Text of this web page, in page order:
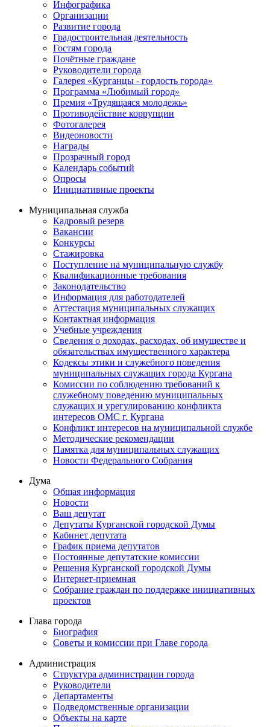
Инфографика
Организации
Развитие города
Градостроительная деятельность
Гостям города
Почётные граждане
Руководители города
Галерея «Курганцы - гордость города»
Программа «Любимый город»
Премия «Трудящаяся молодежь»
Противодействие коррупции
Фотогалерея
Видеоновости
Награды
Прозрачный город
Календарь событий
Опросы
Инициативные проекты
Муниципальная служба
Кадровый резерв
Вакансии
Конкурсы
Стажировка
Поступление на муниципальную службу
Квалификационные требования
Законодательство
Информация для работодателей
Аттестация муниципальных служащих
Контактная информация
Учебные учреждения
Сведения о доходах, расходах, об имуществе и
обязательствах имущественного характера
Кодексы этики и служебного поведения
муниципальных служащих города Кургана
Комиссии по соблюдению требований к
служебному поведению муниципальных
служащих и урегулированию конфликта
интересов ОМС г. Кургана
Конфликт интересов на муниципальной службе
Методические рекомендации
Памятка для муниципальных служащих
Новости Федерального Cобрания
Дума
Общая информация
Новости
Ваш депутат
Депутаты Курганской городской Думы
Кабинет депутата
График приема депутатов
Постоянные депутатские комиссии
Решения Курганской городской Думы
Интернет-приемная
Собрание граждан по поддержке инициативных
проектов
Глава города
Биография
Советы и комиссии при Главе города
Администрация
Структура администрации города
Руководители
Департаменты
Подведомственные организации
Объекты на карте